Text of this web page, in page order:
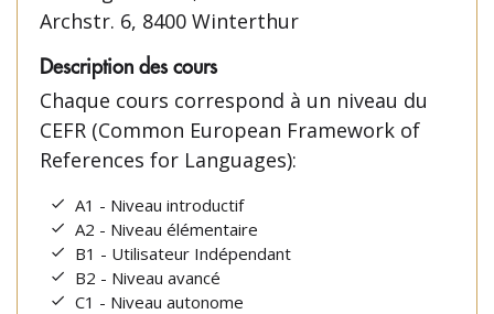
Archstr. 6, 8400 Winterthur
Description des cours
Chaque cours correspond à un niveau du
CEFR (Common European Framework of
References for Languages):
A1 - Niveau introductif
A2 - Niveau élémentaire
B1 - Utilisateur Indépendant
B2 - Niveau avancé
C1 - Niveau autonome